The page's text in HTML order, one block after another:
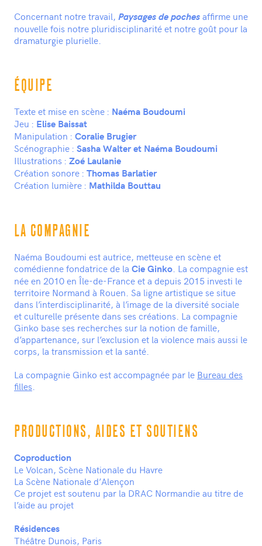
Concernant notre travail, Paysages de pochesaffirme une
nouvelle fois notre pluridisciplinarité et notre goût pour la
dramaturgie plurielle.
ÉQUIPE
Texte et mise en scène : Naéma Boudoumi
Jeu : Elise Baissat
Manipulation : Coralie Brugier
Scénographie : Sasha Walteret Naéma Boudoumi
Illustrations : Zoé Laulanie
Création sonore : Thomas Barlatier
Création lumière : Mathilda Bouttau
LA COMPAGNIE
Naéma Boudoumi est autrice, metteuse en scène et
comédienne fondatrice de la Cie Ginko . La compagnie est
née en 2010 en Île-de-France et a depuis 2015 investi le
territoire Normand à Rouen. Sa ligne artistique se situe
dans l’interdisciplinarité, à l’image de la diversité sociale
et culturelle présente dans ses créations. La compagnie
Ginko base ses recherches sur la notion de famille,
d’appartenance, sur l’exclusion et la violence mais aussi le
corps, la transmission et la santé.
La compagnie Ginko est accompagnée par le Bureau des
filles
PRODUCTIONS, AIDES ET SOUTIENS
Coproduction
Le Volcan, Scène Nationale du Havre
La Scène Nationale d’Alençon
Ce projet est soutenu par la DRAC Normandie au titre de
l’aide au projet
Résidences
Théâtre Dunois, Paris